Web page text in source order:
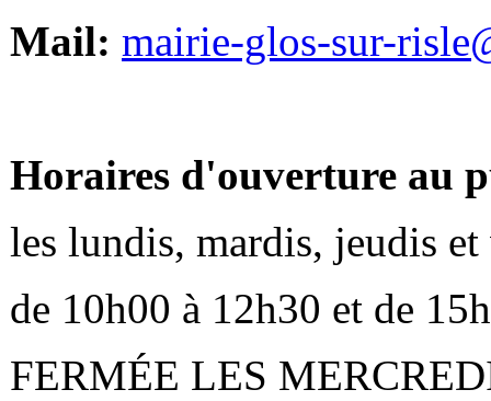
Mail: mairie-glos-sur-
Horaires d'ouverture au
les lundis, mardis, jeudis et
de 10h00 à 12h30 et de
FERMÉE LES